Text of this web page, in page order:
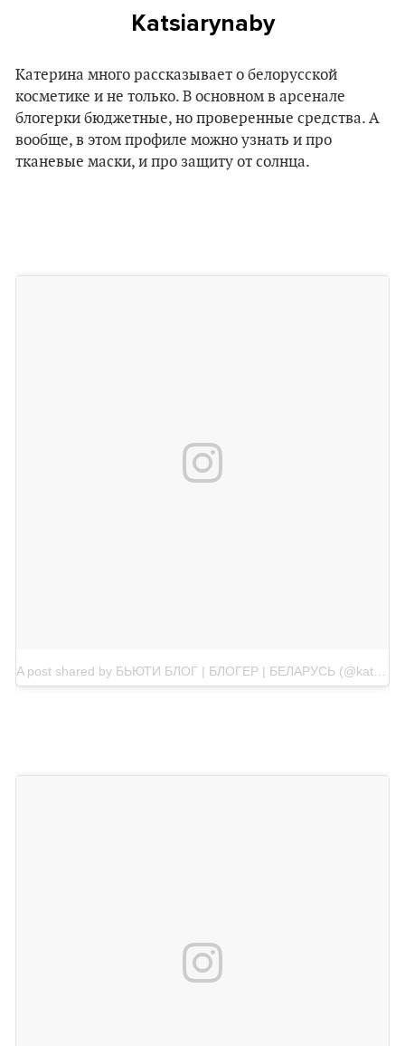
Katsiarynaby
Катерина много рассказывает о белорусской
косметике и не только. В основном в арсенале
блогерки бюджетные, но проверенные средства. А
вообще, в этом профиле можно узнать и про
тканевые маски, и про защиту от солнца.